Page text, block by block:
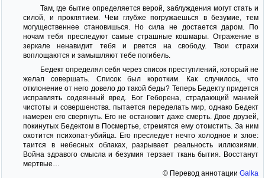
Там, где бытие определяется верой, заблуждения могут стать и
силой, и проклятием. Чем глубже погружаешься в безумие, тем
могущественнее становишься. Но сила не достается даром. По
ночам тебя преследуют самые страшные кошмары. Отражение в
зеркале ненавидит тебя и рвется на свободу. Твои страхи
воплощаются и замышляют тебе погибель.
Бедект определял себя через список преступлений, который не
желал совершать. Список был коротким. Как случилось, что
отклонение от него довело до такой беды? Теперь Бедекту придется
исправлять содеянный вред. Бог Геборена, страдающий манией
чистоты и совершенства. пытается переделать мир, однако Бедект
намерен его свергнуть. Его не остановит даже смерть. Двое друзей,
покинутых Бедектом в Посмертье, стремятся ему отомстить. За ним
охотится психопат-убийца. Его преследует нечто холодное и злое:
таится в небесных облаках, разрывает реальность иллюзиями.
Война здравого смысла и безумия терзает ткань бытия. Восстанут
мертвые…
© Перевод аннотации Galka